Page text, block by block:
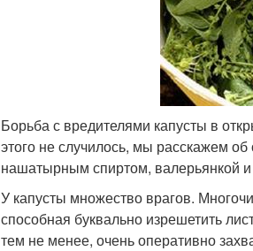
Борьба с вредителями капусты в
этого не случилось, мы расскажем
нашатырным спиртом, валерьянкой
У капусты множество врагов.
способная буквально изрешетить
тем не менее, очень оперативно